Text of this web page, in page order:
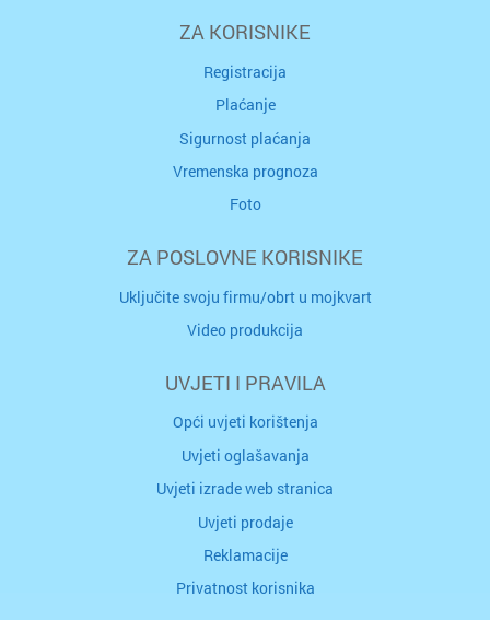
ZA KORISNIKE
Registracija
Plaćanje
Sigurnost plaćanja
Vremenska prognoza
Foto
ZA POSLOVNE KORISNIKE
Uključite svoju firmu/obrt u mojkvart
Video produkcija
UVJETI I PRAVILA
Opći uvjeti korištenja
Uvjeti oglašavanja
Uvjeti izrade web stranica
Uvjeti prodaje
Reklamacije
Privatnost korisnika